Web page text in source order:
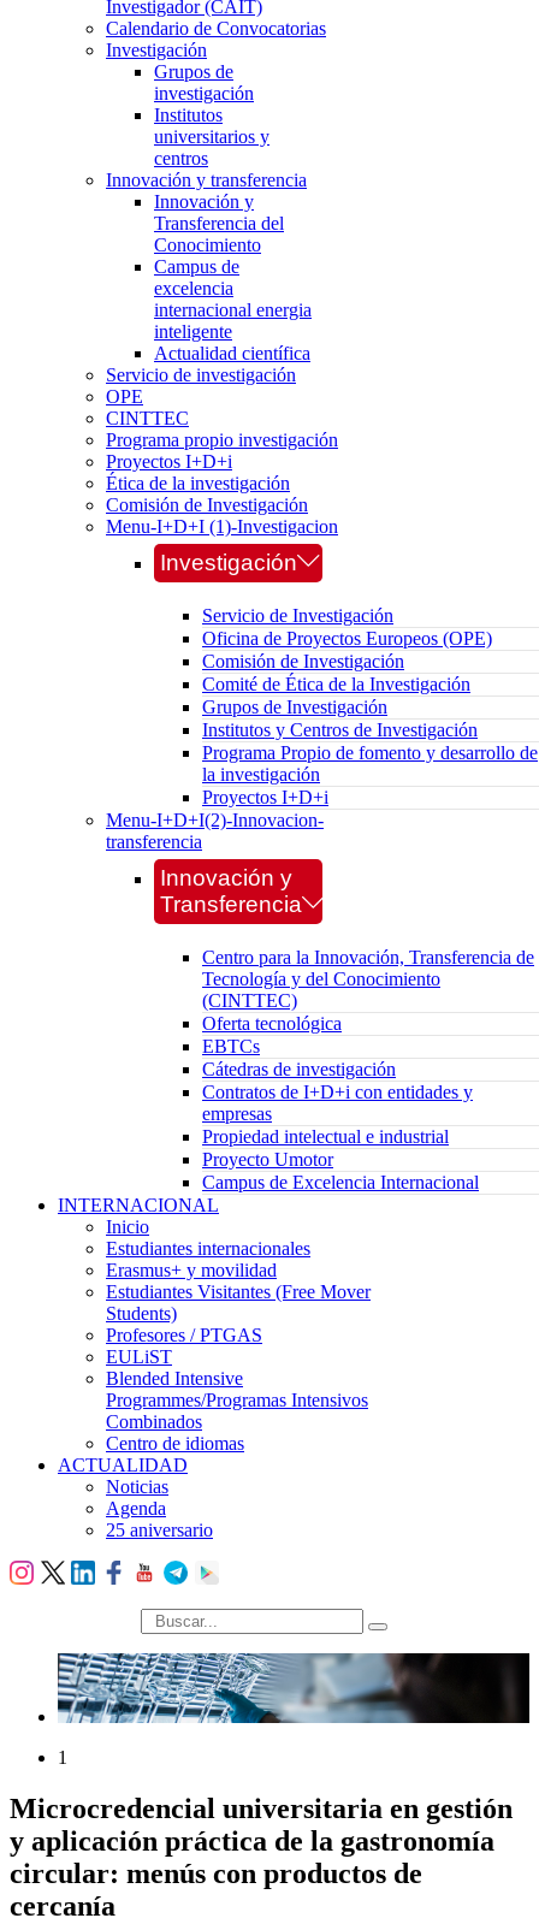
Investigador (CAIT)
Calendario de Convocatorias
Investigación
Grupos de
investigación
Institutos
universitarios y
centros
Innovación y transferencia
Innovación y
Transferencia del
Conocimiento
Campus de
excelencia
internacional energia
inteligente
Actualidad científica
Servicio de investigación
OPE
CINTTEC
Programa propio investigación
Proyectos I+D+i
Ética de la investigación
Comisión de Investigación
Menu-I+D+I (1)-Investigacion
Investigación
Servicio de Investigación
Oficina de Proyectos Europeos (OPE)
Comisión de Investigación
Comité de Ética de la Investigación
Grupos de Investigación
Institutos y Centros de Investigación
Programa Propio de fomento y desarrollo de
la investigación
Proyectos I+D+i
Menu-I+D+I(2)-Innovacion-
transferencia
Innovación y
Transferencia
Centro para la Innovación, Transferencia de
Tecnología y del Conocimiento
(CINTTEC)
Oferta tecnológica
EBTCs
Cátedras de investigación
Contratos de I+D+i con entidades y
empresas
Propiedad intelectual e industrial
Proyecto Umotor
Campus de Excelencia Internacional
INTERNACIONAL
Inicio
Estudiantes internacionales
Erasmus+ y movilidad
Estudiantes Visitantes (Free Mover
Students)
Profesores / PTGAS
EULiST
Blended Intensive
Programmes/Programas Intensivos
Combinados
Centro de idiomas
ACTUALIDAD
Noticias
Agenda
25 aniversario
búsqueda
1
Microcredencial universitaria en gestión
y aplicación práctica de la gastronomía
circular: menús con productos de
cercanía